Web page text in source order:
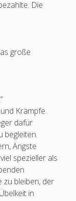
Die
große
Krämpfe.
dafür
begleiten.
Ängste
spezieller als
zu bleiben, der
in